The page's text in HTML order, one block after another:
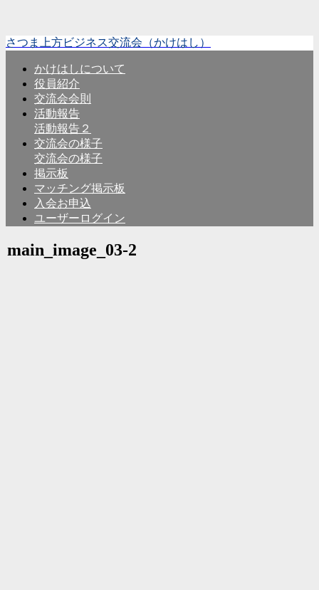
さつま上方ビジネス交流会（かけはし）
かけはしについて
役員紹介
交流会会則
活動報告
活動報告２
交流会の様子
交流会の様子
掲示板
マッチング掲示板
入会お申込
ユーザーログイン
main_image_03-2